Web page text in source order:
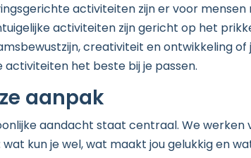
activiteiten zijn er voor
activiteiten zijn gericht op het
creativiteit en ontwikkeling
activiteiten het beste bij je passen.
aanpak
aandacht staat centraal. We
wat kun je wel, wat maakt jou gelukkig en